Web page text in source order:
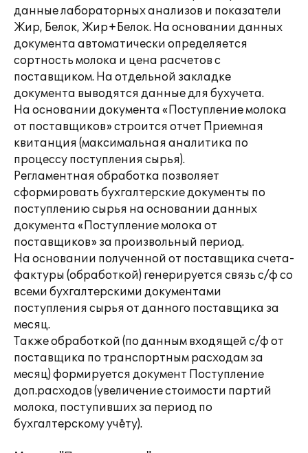
данные лабораторных анализов и показатели
Жир, Белок, Жир+Белок. На основании данных
документа автоматически определяется
сортность молока и цена расчетов с
поставщиком. На отдельной закладке
документа выводятся данные для бухучета.
На основании документа «Поступление молока
от поставщиков» строится отчет Приемная
квитанция (максимальная аналитика по
процессу поступления сырья).
Регламентная обработка позволяет
сформировать бухгалтерские документы по
поступлению сырья на основании данных
документа «Поступление молока от
поставщиков» за произвольный период.
На основании полученной от поставщика счета-
фактуры (обработкой) генерируется связь с/ф со
всеми бухгалтерскими документами
поступления сырья от данного поставщика за
месяц.
Также обработкой (по данным входящей с/ф от
поставщика по транспортным расходам за
месяц) формируется документ Поступление
доп.расходов (увеличение стоимости партий
молока, поступивших за период по
бухгалтерскому учёту).